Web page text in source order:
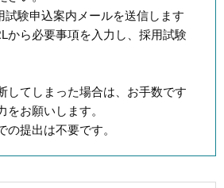
試験申込案内メールを送信します
から必要事項を入力し、採用試験
してしまった場合は、お手数です
をお願いします。
提出は不要です。